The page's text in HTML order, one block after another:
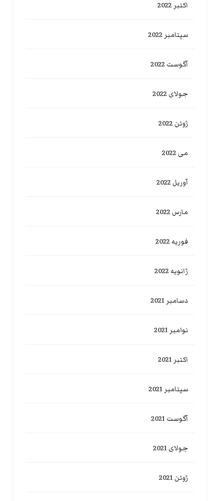
اکتبر 2022
سپتامبر 2022
آگوست 2022
جولای 2022
ژوئن 2022
می 2022
آوریل 2022
مارس 2022
فوریه 2022
ژانویه 2022
دسامبر 2021
نوامبر 2021
اکتبر 2021
سپتامبر 2021
آگوست 2021
جولای 2021
ژوئن 2021